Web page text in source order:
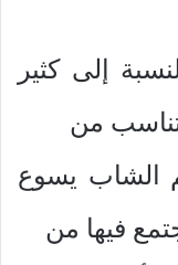
إلى كثير
تناسب من
الشاب يسوع
فيها من